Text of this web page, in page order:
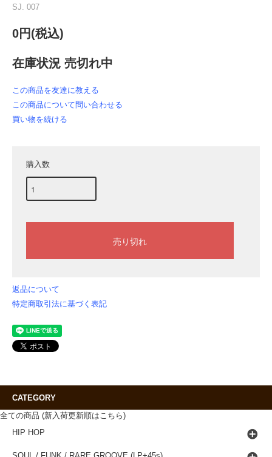
SJ. 007
0円(税込)
在庫状況 売切れ中
この商品を友達に教える
この商品について問い合わせる
買い物を続ける
購入数
返品について
特定商取引法に基づく表記
CATEGORY
全ての商品 (新入荷更新順はこちら)
HIP HOP